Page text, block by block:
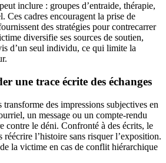
inclure : groupes d’entraide, thérapie,
Ces cadres encouragent la prise de
des stratégies pour contrecarrer
diversifie ses sources de soutien,
d’un seul individu, ce qui limite la
une trace écrite des échanges
transforme des impressions subjectives en
un message ou un compte-rendu
contre le déni. Confronté à des écrits, le
l’histoire sans risquer l’exposition.
la victime en cas de conflit hiérarchique